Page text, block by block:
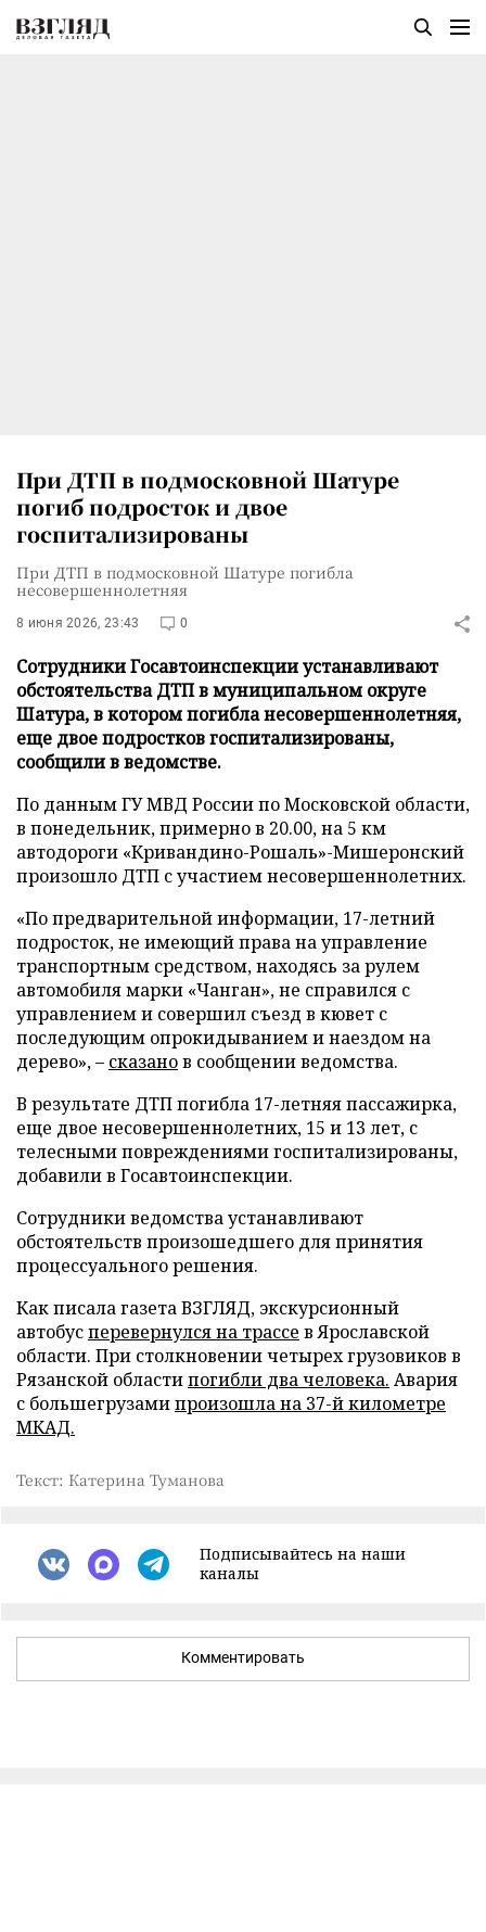
При ДТП в подмосковной Шатуре
погиб подросток и двое
госпитализированы
При ДТП в подмосковной Шатуре погибла
несовершеннолетняя
8 июня 2026, 23:43 0
Сотрудники Госавтоинспекции устанавливают
обстоятельства ДТП в муниципальном округе
Шатура, в котором погибла несовершеннолетняя,
еще двое подростков госпитализированы,
сообщили в ведомстве.
По данным ГУ МВД России по Московской области,
в понедельник, примерно в 20.00, на 5 км
автодороги «Кривандино-Рошаль»-Мишеронский
произошло ДТП с участием несовершеннолетних.
«По предварительной информации, 17-летний
подросток, не имеющий права на управление
транспортным средством, находясь за рулем
автомобиля марки «Чанган», не справился с
управлением и совершил съезд в кювет с
последующим опрокидыванием и наездом на
дерево», – сказанов сообщении ведомства.
В результате ДТП погибла 17-летняя пассажирка,
еще двое несовершеннолетних, 15 и 13 лет, с
телесными повреждениями госпитализированы,
добавили в Госавтоинспекции.
Сотрудники ведомства устанавливают
обстоятельств произошедшего для принятия
процессуального решения.
Как писала газета ВЗГЛЯД, экскурсионный
автобусперевернулся на трассе в Ярославской
области. При столкновении четырех грузовиков в
Рязанской областипогибли два человека. Авария
с большегрузамипроизошла на 37-й километре
МКАД.
Текст: Катерина Туманова
Подписывайтесь на наши
каналы
Комментировать